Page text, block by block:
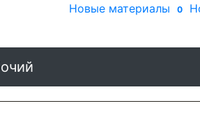
Новые материалы 0